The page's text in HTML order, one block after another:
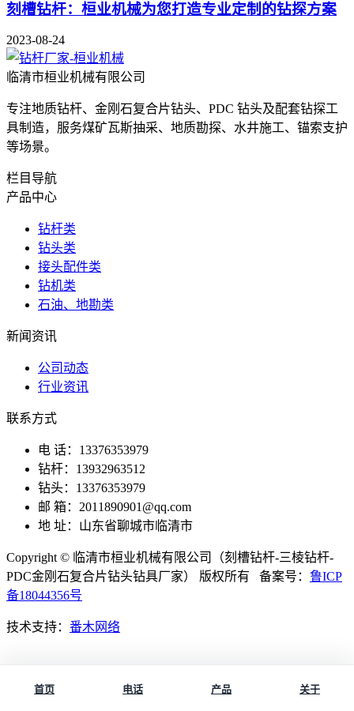
首页 电话 产品 关于
刻槽钻杆：桓业机械为您打造专业定制的钻探方案
2023-08-24
临清市桓业机械有限公司
专注地质钻杆、金刚石复合片钻头、PDC 钻头及配套钻探工
具制造，服务煤矿瓦斯抽采、地质勘探、水井施工、锚索支护
等场景。
栏目导航
产品中心
钻杆类
钻头类
接头配件类
钻机类
石油、地勘类
新闻资讯
公司动态
行业资讯
联系方式
电 话：13376353979
钻杆：13932963512
钻头：13376353979
邮 箱：2011890901@qq.com
地 址：山东省聊城市临清市
Copyright © 临清市桓业机械有限公司（刻槽钻杆-三棱钻杆-
PDC金刚石复合片钻头钻具厂家） 版权所有 备案号： 鲁ICP
备18044356号
技术支持： 番木网络